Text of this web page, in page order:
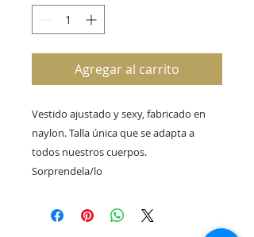
Agregar al carrito
Vestido ajustado y sexy, fabricado en
naylon. Talla única que se adapta a
todos nuestros cuerpos.
Sorprendela/lo